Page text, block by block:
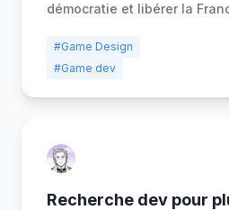
démocratie et libérer la
#Game Design
#Game dev
Recherche dev pour